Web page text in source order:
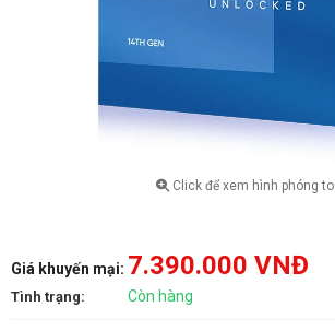
Click để xem hình phóng to
Giá khuyến mại: 7.390.000 VNĐ
Tình trạng: Còn hàng